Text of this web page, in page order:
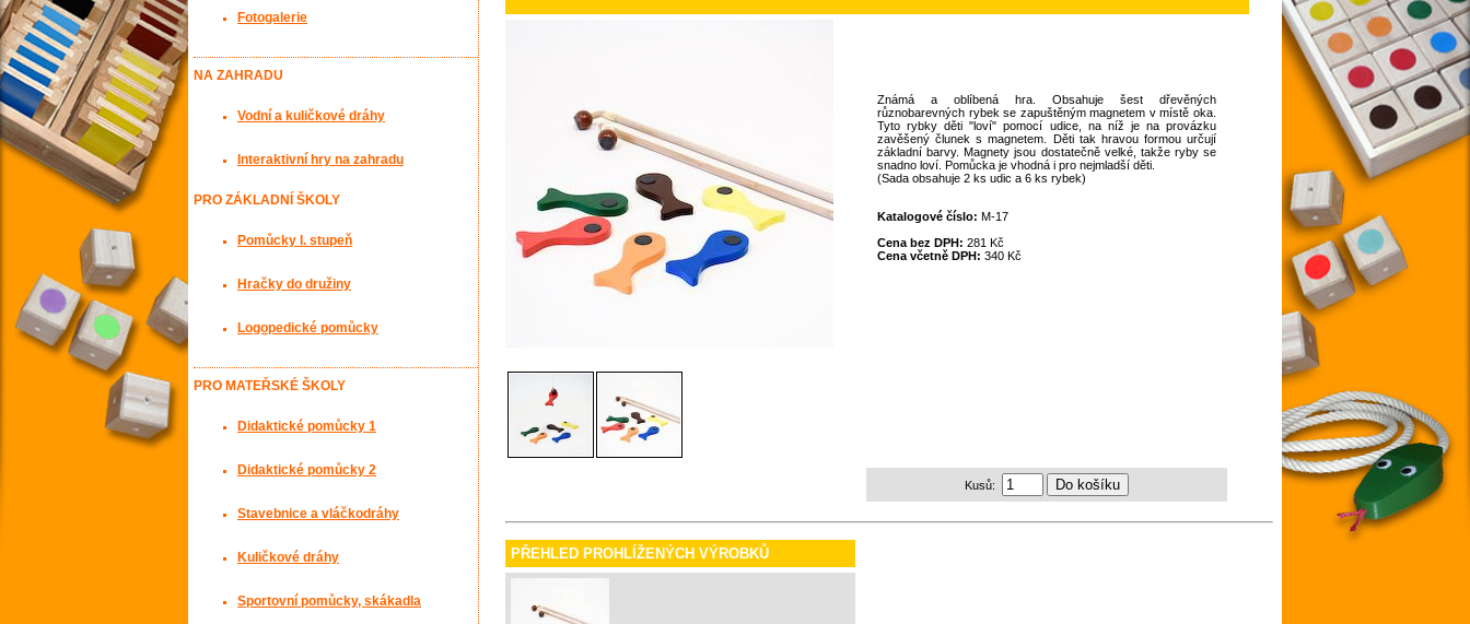
Známá a oblíbená hra. Obsahuje šest dřevěných
různobarevných rybek se zapuštěným magnetem v místě oka.
Tyto rybky děti "loví" pomocí udice, na níž je na provázku
zavěšený člunek s magnetem. Děti tak hravou formou určují
základní barvy. Magnety jsou dostatečně velké, takže ryby se
snadno loví. Pomůcka je vhodná i pro nejmladší děti.
(Sada obsahuje 2 ks udic a 6 ks rybek)
Katalogové číslo: M-17
Cena bez DPH: 281 Kč
Cena včetně DPH: 340 Kč
Kusů:
PŘEHLED PROHLÍŽENÝCH VÝROBKŮ
Fotogalerie
NA ZAHRADU
Vodní a kuličkové dráhy
Interaktivní hry na zahradu
PRO ZÁKLADNÍ ŠKOLY
Pomůcky I. stupeň
Hračky do družiny
Logopedické pomůcky
PRO MATEŘSKÉ ŠKOLY
Didaktické pomůcky 1
Didaktické pomůcky 2
Stavebnice a vláčkodráhy
Kuličkové dráhy
Sportovní pomůcky, skákadla